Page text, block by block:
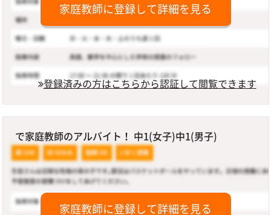
家庭教師に登録して詳細を見る
登録済みの方はこちらから認証して閲覧できます
で家庭教師のアルバイト！ 中1(女子)中1(男子)
家庭教師に登録して詳細を見る